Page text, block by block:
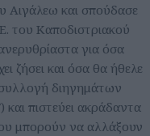
και σπούδασε
του Καποδιστριακού
για όσα
ζήσει και όσα θα ήθελε
διηγημάτων
πιστεύει ακράδαντα
μπορούν να αλλάξουν